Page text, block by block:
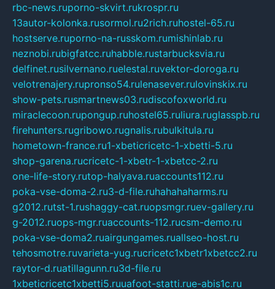
rbc-news.ruporno-skvirt.rukrospr.ru
13autor-kolonka.rusormol.ru2rich.ruhostel-65.ru
hostserve.ruporno-na-russkom.rumishinlab.ru
neznobi.rubigfatcc.ruhabble.rustarbucksvia.ru
delfinet.rusilvernano.ruelestal.ruvektor-doroga.ru
velotrenajery.rupronso54.rulenasever.rulovinskix.ru
show-pets.rusmartnews03.rudiscofoxworld.ru
miraclecoon.rupongup.ruhostel65.ruliura.ruglasspb.ru
firehunters.rugribowo.rugnalis.rubulkitula.ru
hometown-france.ru1-xbeticricetc-1-xbetti-5.ru
shop-garena.rucricetc-1-xbetr-1-xbetcc-2.ru
one-life-story.rutop-halyava.ruaccounts112.ru
poka-vse-doma-2.ru3-d-file.ruhahahaharms.ru
g2012.rutst-1.rushaggy-cat.ruopsmgr.ruev-gallery.ru
g-2012.ruops-mgr.ruaccounts-112.rucsm-demo.ru
poka-vse-doma2.ruairgungames.ruallseo-host.ru
tehosmotre.ruvarieta-yug.rucricetc1xbetr1xbetcc2.ru
raytor-d.ruatillagunn.ru3d-file.ru
1xbeticricetc1xbetti5.ruuafoot-statti.rue-abis1c.ru